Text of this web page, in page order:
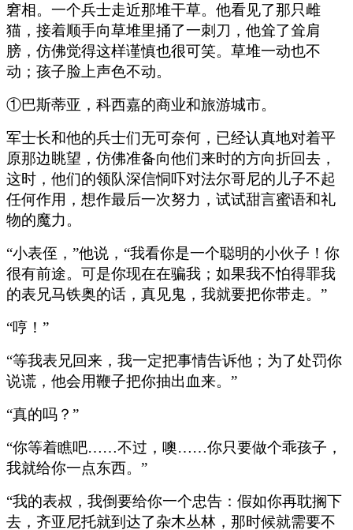
窘相。一个兵士走近那堆干草。他看见了那只雌
猫，接着顺手向草堆里捅了一刺刀，他耸了耸肩
膀，仿佛觉得这样谨慎也很可笑。草堆一动也不
动；孩子脸上声色不动。
①巴斯蒂亚，科西嘉的商业和旅游城市。
军士长和他的兵士们无可奈何，已经认真地对着平
原那边眺望，仿佛准备向他们来时的方向折回去，
这时，他们的领队深信恫吓对法尔哥尼的儿子不起
任何作用，想作最后一次努力，试试甜言蜜语和礼
物的魔力。
“小表侄，”他说，“我看你是一个聪明的小伙子！你
很有前途。可是你现在在骗我；如果我不怕得罪我
的表兄马铁奥的话，真见鬼，我就要把你带走。”
“哼！”
“等我表兄回来，我一定把事情告诉他；为了处罚你
说谎，他会用鞭子把你抽出血来。”
“真的吗？”
“你等着瞧吧……不过，噢……你只要做个乖孩子，
我就给你一点东西。”
“我的表叔，我倒要给你一个忠告：假如你再耽搁下
去，齐亚尼托就到达了杂木丛林，那时候就需要不